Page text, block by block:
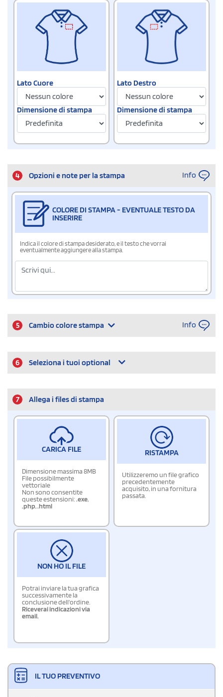
Lato Cuore
Dimensione di stampa
Lato Destro
Dimensione di stampa
4 Opzioni e note per la stampa Info
COLORE DI STAMPA - EVENTUALE TESTO DA
INSERIRE
Indica il colore di stampa desiderato, e il testo che vorrai
eventualmente aggiungere alla stampa.
5 Cambio colore stampa Info
6 Seleziona i tuoi optional
7 Allega i files di stampa
CARICA FILE
Dimensione massima 8MB
File possibilmente
vettoriale
Non sono consentite
queste estensioni:.exe,
.php,.html
RISTAMPA
Utilizzeremo un file grafico
precedentemente
acquisito, in una fornitura
passata.
NON HO IL FILE
Potrai inviare la tua grafica
successivamente la
conclusione dell'ordine.
Riceverai indicazioni via
email.
IL TUO PREVENTIVO